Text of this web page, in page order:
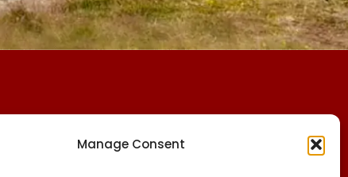
Manage Consent